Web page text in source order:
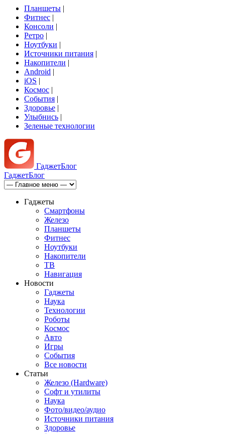
Планшеты |
Фитнес |
Консоли |
Ретро |
Ноутбуки |
Источники питания |
Накопители |
Android |
iOS |
Космос |
События |
Здоровье |
Улыбнись |
Зеленые технологии
ГаджетБлог
ГаджетБлог
Гаджеты
Смартфоны
Железо
Планшеты
Фитнес
Ноутбуки
Накопители
ТВ
Навигация
Новости
Гаджеты
Наука
Технологии
Роботы
Космос
Авто
Игры
События
Все новости
Статьи
Железо (Hardware)
Софт и утилиты
Наука
Фото/видео/аудио
Источники питания
Здоровье